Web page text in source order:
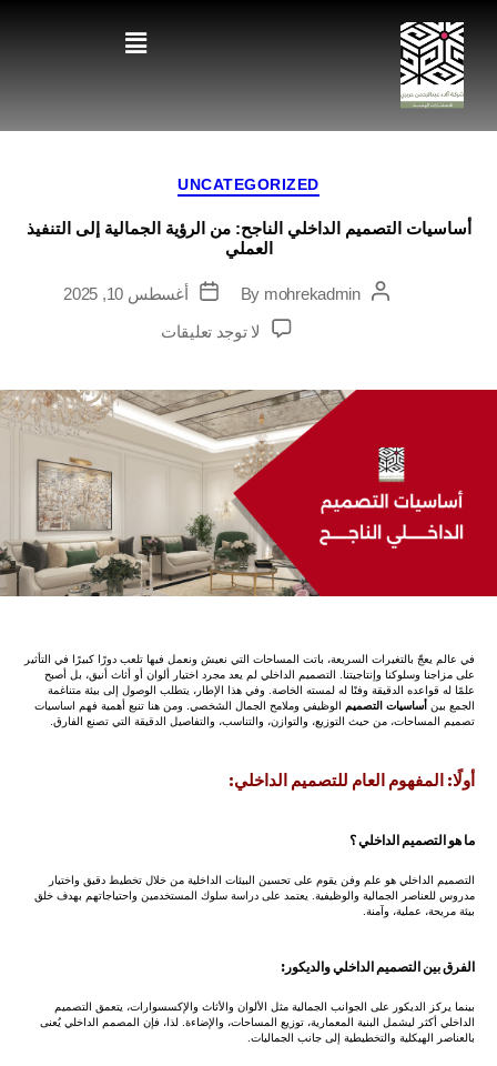
UNCATEGORIZED
أساسيات التصميم الداخلي الناجح: من الرؤية الجمالية إلى التنفيذ
العملي
By mohrekadmin
أغسطس 10, 2025
لا توجد تعليقات
في عالم يعجّ بالتغيرات السريعة، باتت المساحات التي نعيش ونعمل فيها تلعب دورًا كبيرًا في التأثير
على مزاجنا وسلوكنا وإنتاجيتنا. التصميم الداخلي لم يعد مجرد اختيار ألوان أو أثاث أنيق، بل أصبح
علمًا له قواعده الدقيقة وفنًا له لمسته الخاصة. وفي هذا الإطار، يتطلب الوصول إلى بيئة متناغمة
الجمع بين أساسيات التصميم الوظيفي وملامح الجمال الشخصي. ومن هنا تنبع أهمية فهم اساسيات
تصميم المساحات، من حيث التوزيع، والتوازن، والتناسب، والتفاصيل الدقيقة التي تصنع الفارق.
أولًا: المفهوم العام للتصميم الداخلي:
ما هو التصميم الداخلي ؟
التصميم الداخلي هو علم وفن يقوم على تحسين البيئات الداخلية من خلال تخطيط دقيق واختيار
مدروس للعناصر الجمالية والوظيفية. يعتمد على دراسة سلوك المستخدمين واحتياجاتهم بهدف خلق
بيئة مريحة، عملية، وآمنة.
الفرق بين التصميم الداخلي والديكور:
بينما يركز الديكور على الجوانب الجمالية مثل الألوان والأثاث والإكسسوارات، يتعمق التصميم
الداخلي أكثر ليشمل البنية المعمارية، توزيع المساحات، والإضاءة. لذا، فإن المصمم الداخلي يُعنى
بالعناصر الهيكلية والتخطيطية إلى جانب الجماليات.